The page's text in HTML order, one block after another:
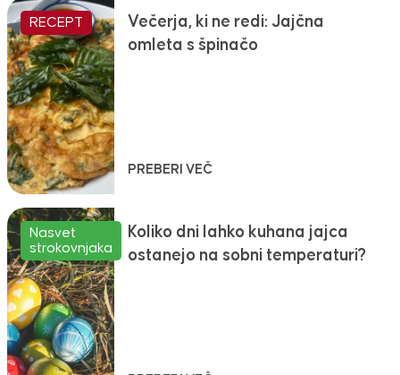
RECEPT
Večerja, ki ne redi: Jajčna
omleta s špinačo
PREBERI VEČ
Nasvet
strokovnjaka
Koliko dni lahko kuhana jajca
ostanejo na sobni temperaturi?